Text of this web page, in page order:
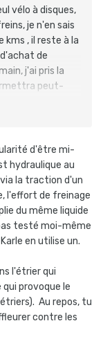
vélo à disques,
je n'en sais
kms , il reste à la
de
j'ai pris la
peut-
d'être mi-
hydraulique au
la traction d'un
l'effort de freinage
du même liquide
testé moi-même
en utilise un.
l'étrier qui
provoque le
Au repos, tu
contre les